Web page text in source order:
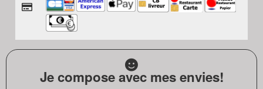
Je compose avec mes envies!